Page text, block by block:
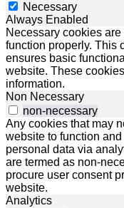
Necessary
Always Enabled
Necessary cookies
function properly. This
ensures basic
website. These
information.
Non Necessary
non-necessary
Any cookies that may
website to function
personal data via
are termed as non-
procure user consent
website.
Analytics